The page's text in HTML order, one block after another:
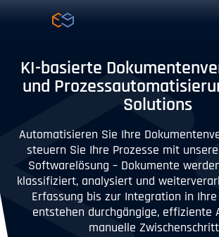
KI-basierte
und
Solutions
Automatisieren Sie Ihre
steuern Sie Ihre Prozesse mit
Softwarelösung – Dokumente
klassifiziert, analysiert und
Erfassung bis zur Integration in
entstehen durchgängige, effiziente
manuelle